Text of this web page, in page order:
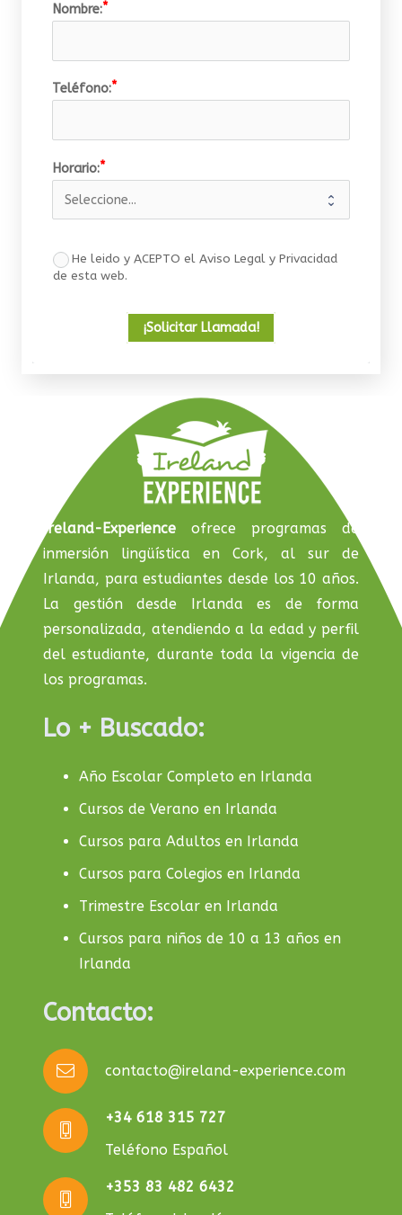
Nombre:
Teléfono:
Horario:
He leido y ACEPTO el Aviso Legal y Privacidad
de esta web.
¡Solicitar Llamada!
Ireland-Experience ofrece programas de
inmersión lingüística en Cork, al sur de
Irlanda, para estudiantes desde los 10 años.
La gestión desde Irlanda es de forma
personalizada, atendiendo a la edad y perfil
del estudiante, durante toda la vigencia de
los programas.
Lo + Buscado:
Año Escolar Completo en Irlanda
Cursos de Verano en Irlanda
Cursos para Adultos en Irlanda
Cursos para Colegios en Irlanda
Trimestre Escolar en Irlanda
Cursos para niños de 10 a 13 años en
Irlanda
Contacto:
contacto@ireland-experience.com
+34 618 315 727
Teléfono Español
+353 83 482 6432